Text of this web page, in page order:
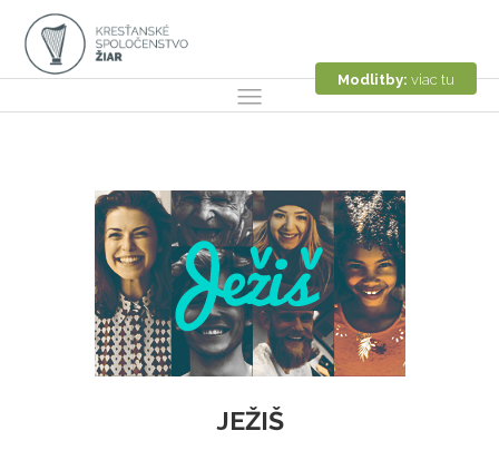
Modlitby: viac tu
JEŽIŠ